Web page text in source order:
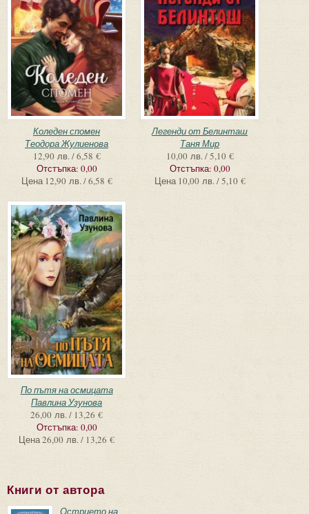
Коледен спомен
Теодора Жулиенова
12,90 лв. / 6,58 €
Отстъпка: 0,00
Цена 12,90 лв. / 6,58 €
Легенди от Белинташ
Таня Мир
10,00 лв. / 5,10 €
Отстъпка: 0,00
Цена 10,00 лв. / 5,10 €
По пътя на осмицата
Павлина Узунова
26,00 лв. / 13,26 €
Отстъпка: 0,00
Цена26,00 лв. / 13,26 €
Книги от автора
Острието на